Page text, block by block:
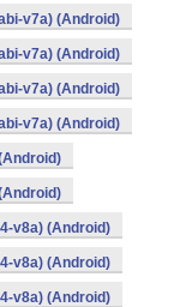
v7a) (Android)
v7a) (Android)
v7a) (Android)
v7a) (Android)
v8a) (Android)
v8a) (Android)
v8a) (Android)